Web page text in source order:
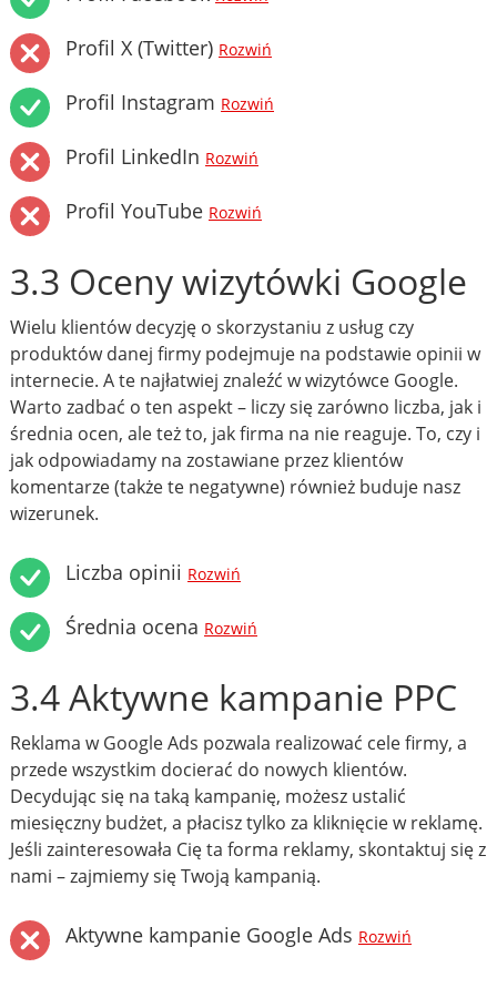
Profil X (Twitter) Rozwiń
Profil Instagram Rozwiń
Profil LinkedIn Rozwiń
Profil YouTube Rozwiń
3.3 Oceny wizytówki Google
Wielu klientów decyzję o skorzystaniu z usług czy
produktów danej firmy podejmuje na podstawie opinii w
internecie. A te najłatwiej znaleźć w wizytówce Google.
Warto zadbać o ten aspekt – liczy się zarówno liczba, jak i
średnia ocen, ale też to, jak firma na nie reaguje. To, czy i
jak odpowiadamy na zostawiane przez klientów
komentarze (także te negatywne) również buduje nasz
wizerunek.
Liczba opinii Rozwiń
Średnia ocena Rozwiń
3.4 Aktywne kampanie PPC
Reklama w Google Ads pozwala realizować cele firmy, a
przede wszystkim docierać do nowych klientów.
Decydując się na taką kampanię, możesz ustalić
miesięczny budżet, a płacisz tylko za kliknięcie w reklamę.
Jeśli zainteresowała Cię ta forma reklamy, skontaktuj się z
nami – zajmiemy się Twoją kampanią.
Aktywne kampanie Google Ads Rozwiń